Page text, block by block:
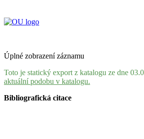
Úplné zobrazení záznamu
Toto je statický export z katalogu ze dne
aktuální podobu v katalogu.
Bibliografická citace